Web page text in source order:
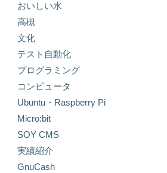
おいしい水
高槻
文化
テスト自動化
プログラミング
コンピュータ
Ubuntu・Raspberry Pi
Micro:bit
SOY CMS
実績紹介
GnuCash